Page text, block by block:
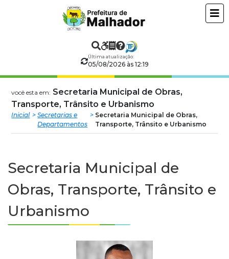
Prefeitura
Municipal
Malhador
Última atualização:
05/08/2026 às 12:19
você esta em: Secretaria Municipal de Obras,
Transporte, Trânsito e Urbanismo
Inicial
Secretarias e
Departamentos
Secretaria Municipal de Obras,
Transporte, Trânsito e Urbanismo
Secretaria Municipal de
Obras, Transporte, Trânsito e
Urbanismo